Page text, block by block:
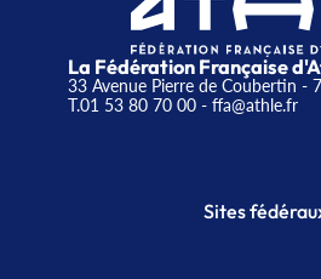
La Fédération Française
33 Avenue Pierre de Coubertin -
T.01 53 80 70 00- ffa@athle.fr
Sites